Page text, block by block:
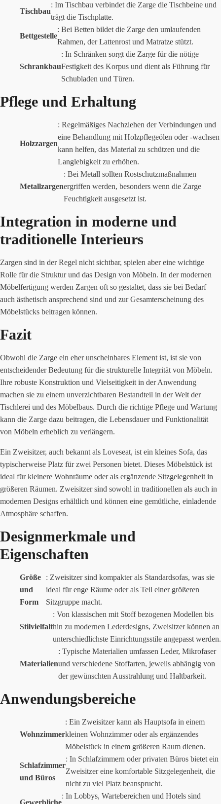
Tischbau
: Im Tischbau verbindet die Zarge die Tischbeine und
trägt die Tischplatte.
Bettgestelle
: Bei Betten bildet die Zarge den umlaufenden
Rahmen, der Lattenrost und Matratze stützt.
Schrankbau
: In Schränken sorgt die Zarge für die nötige
Festigkeit des Korpus und dient als Führung für
Schubladen und Türen.
Pflege und Erhaltung
Holzzargen
: Regelmäßiges Nachziehen der Verbindungen und
eine Behandlung mit Holzpflegeölen oder -wachsen
kann helfen, das Material zu schützen und die
Langlebigkeit zu erhöhen.
Metallzargen
: Bei Metall sollten Rostschutzmaßnahmen
ergriffen werden, besonders wenn die Zarge
Feuchtigkeit ausgesetzt ist.
Integration in moderne und
traditionelle Interieurs
Zargen sind in der Regel nicht sichtbar, spielen aber eine wichtige
Rolle für die Struktur und das Design von Möbeln. In der modernen
Möbelfertigung werden Zargen oft so gestaltet, dass sie bei Bedarf
auch ästhetisch ansprechend sind und zur Gesamterscheinung des
Möbelstücks beitragen können.
Fazit
Obwohl die Zarge ein eher unscheinbares Element ist, ist sie von
entscheidender Bedeutung für die strukturelle Integrität von Möbeln.
Ihre robuste Konstruktion und Vielseitigkeit in der Anwendung
machen sie zu einem unverzichtbaren Bestandteil in der Welt der
Tischlerei und des Möbelbaus. Durch die richtige Pflege und Wartung
kann die Zarge dazu beitragen, die Lebensdauer und Funktionalität
von Möbeln erheblich zu verlängern.
Ein Zweisitzer, auch bekannt als Loveseat, ist ein kleines Sofa, das
typischerweise Platz für zwei Personen bietet. Dieses Möbelstück ist
ideal für kleinere Wohnräume oder als ergänzende Sitzgelegenheit in
größeren Räumen. Zweisitzer sind sowohl in traditionellen als auch in
modernen Designs erhältlich und können eine gemütliche, einladende
Atmosphäre schaffen.
Designmerkmale und
Eigenschaften
Größe
und
Form
: Zweisitzer sind kompakter als Standardsofas, was sie
ideal für enge Räume oder als Teil einer größeren
Sitzgruppe macht.
Stilvielfalt
: Von klassischen mit Stoff bezogenen Modellen bis
hin zu modernen Lederdesigns, Zweisitzer können an
unterschiedlichste Einrichtungsstile angepasst werden.
Materialien
: Typische Materialien umfassen Leder, Mikrofaser
und verschiedene Stoffarten, jeweils abhängig von
der gewünschten Ausstrahlung und Haltbarkeit.
Anwendungsbereiche
Wohnzimmer
: Ein Zweisitzer kann als Hauptsofa in einem
kleinen Wohnzimmer oder als ergänzendes
Möbelstück in einem größeren Raum dienen.
Schlafzimmer
und Büros
: In Schlafzimmern oder privaten Büros bietet ein
Zweisitzer eine komfortable Sitzgelegenheit, die
nicht zu viel Platz beansprucht.
Gewerbliche
: In Lobbys, Wartebereichen und Hotels sind